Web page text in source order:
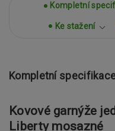
Kompletní
Ke stažení
Kompletní
Kovové garnýže
Liberty mosazné